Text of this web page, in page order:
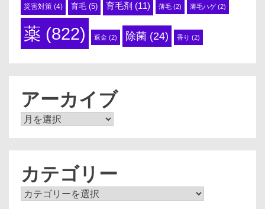
災害対策 (4) 育毛 (5) 育毛剤 (11) 薄毛 (2) 薄毛ハゲ(2)
薬 (822) 返金 (2) 除菌 (24) 香り (2)
アーカイブ
ア
カテゴリー
カ